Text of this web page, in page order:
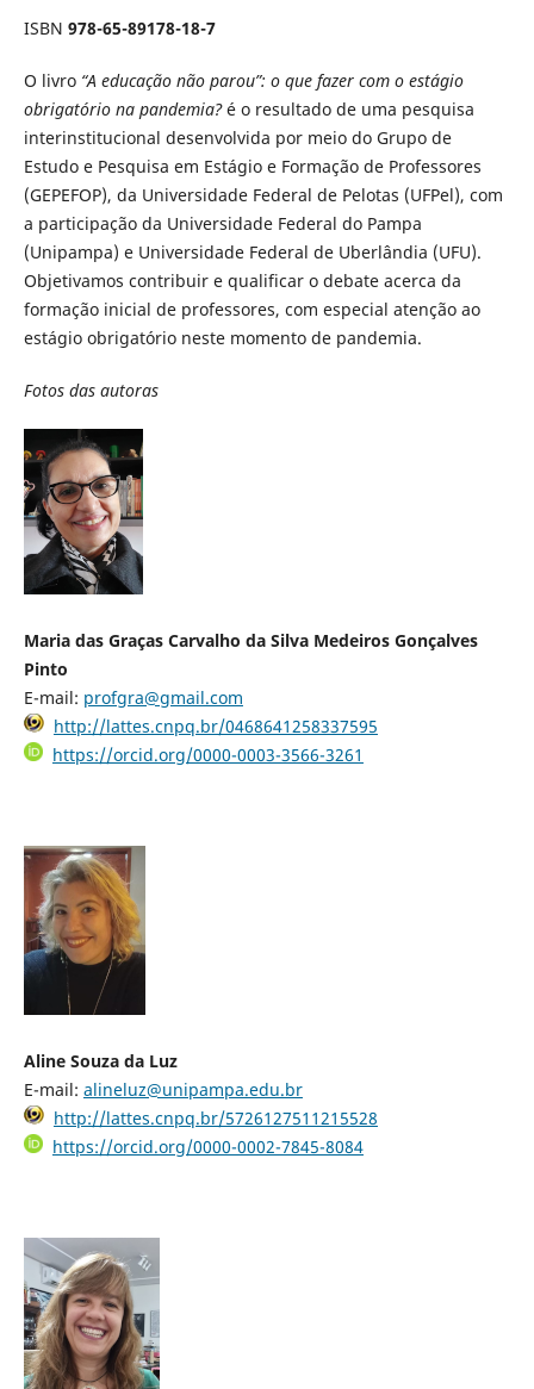
ISBN 978-65-89178-18-7
O livro “A educação não parou”: o que fazer com o estágio
obrigatório na pandemia?é o resultado de uma pesquisa
interinstitucional desenvolvida por meio do Grupo de
Estudo e Pesquisa em Estágio e Formação de Professores
(GEPEFOP), da Universidade Federal de Pelotas (UFPel), com
a participação da Universidade Federal do Pampa
(Unipampa) e Universidade Federal de Uberlândia (UFU).
Objetivamos contribuir e qualificar o debate acerca da
formação inicial de professores, com especial atenção ao
estágio obrigatório neste momento de pandemia.
Fotos das autoras
Maria das Graças Carvalho da Silva Medeiros Gonçalves
Pinto
E-mail: profgra@gmail.com
http://lattes.cnpq.br/0468641258337595
https://orcid.org/0000-0003-3566-3261
Aline Souza da Luz
E-mail: alineluz@unipampa.edu.br
http://lattes.cnpq.br/5726127511215528
https://orcid.org/0000-0002-7845-8084